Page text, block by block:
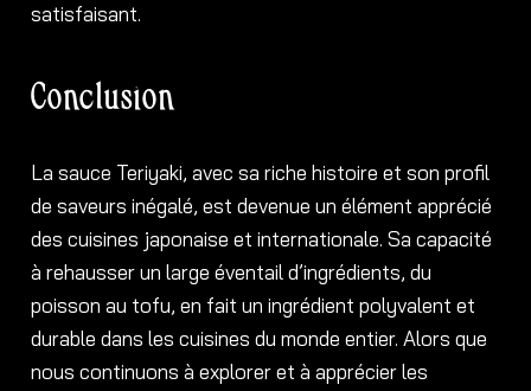
satisfaisant.
Conclusion
La sauce Teriyaki, avec sa riche histoire et son profil
de saveurs inégalé, est devenue un élément apprécié
des cuisines japonaise et internationale. Sa capacité
à rehausser un large éventail d’ingrédients, du
poisson au tofu, en fait un ingrédient polyvalent et
durable dans les cuisines du monde entier. Alors que
nous continuons à explorer et à apprécier les